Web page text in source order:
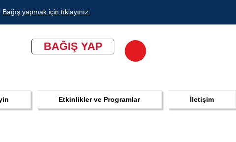
Bağış yapmak için tıklayınız.
BAĞIŞ YAP
Etkinlikler ve Programlar İletişim